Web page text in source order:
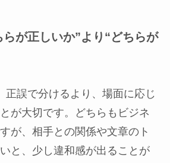
が正しいか”より“どちらが
正誤で分けるより、場面に応じ
が大切です。どちらもビジネ
が、相手との関係や文章のト
と、少し違和感が出ることが